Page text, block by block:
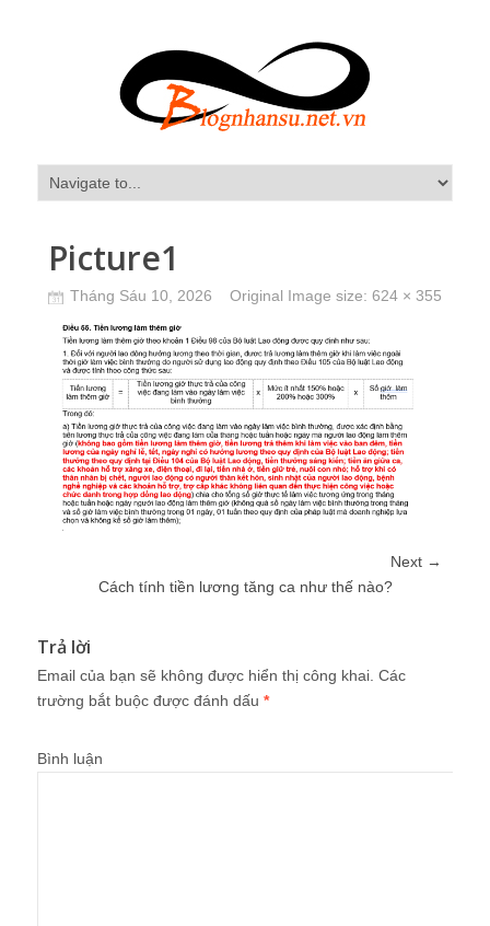
Picture1
Tháng Sáu 10, 2026 Original Image size: 624 × 355
Next →
Cách tính tiền lương tăng ca như thế nào?
Trả lời
Email của bạn sẽ không được hiển thị công khai. Các
trường bắt buộc được đánh dấu *
Bình luận